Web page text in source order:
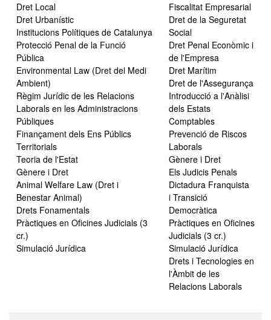
Dret Local
Dret Urbanístic
Institucions Polítiques de Catalunya
Protecció Penal de la Funció
Pública
Environmental Law (Dret del Medi
Ambient)
Règim Jurídic de les Relacions
Laborals en les Administracions
Públiques
Finançament dels Ens Públics
Territorials
Teoria de l'Estat
Gènere i Dret
Animal Welfare Law (Dret i
Benestar Animal)
Drets Fonamentals
Pràctiques en Oficines Judicials (3
cr.)
Simulació Jurídica
Fiscalitat Empresarial
Dret de la Seguretat
Social
Dret Penal Econòmic i
de l'Empresa
Dret Marítim
Dret de l'Assegurança
Introducció a l'Anàlisi
dels Estats
Comptables
Prevenció de Riscos
Laborals
Gènere i Dret
Els Judicis Penals
Dictadura Franquista
i Transició
Democràtica
Pràctiques en Oficines
Judicials (3 cr.)
Simulació Jurídica
Drets i Tecnologies en
l'Àmbit de les
Relacions Laborals